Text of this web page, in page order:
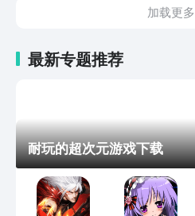
加载更多
最新专题推荐
耐玩的超次元游戏下载